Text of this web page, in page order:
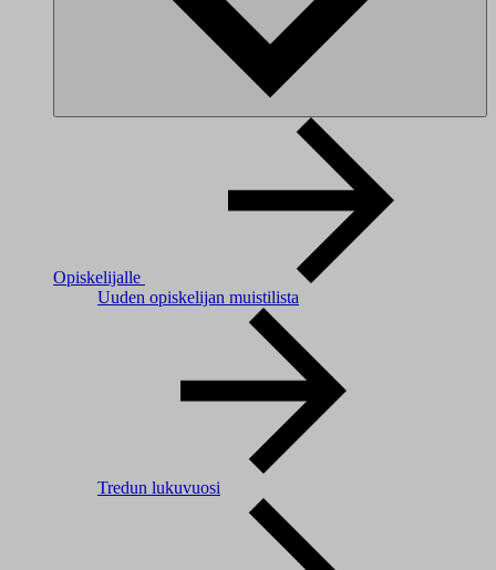
Opiskelijalle
Uuden opiskelijan muistilista
Tredun lukuvuosi